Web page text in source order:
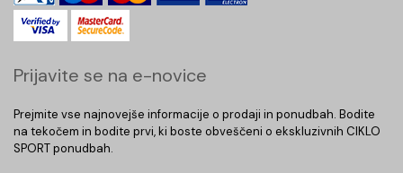
Prijavite se na e-novice
Prejmite vse najnovejše informacije o prodaji in ponudbah. Bodite
na tekočem in bodite prvi, ki boste obveščeni o ekskluzivnih CIKLO
SPORT ponudbah.